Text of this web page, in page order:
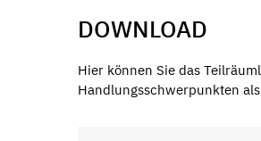
DOWNLOAD
Hier können Sie das
Handlungsschwerpunkten